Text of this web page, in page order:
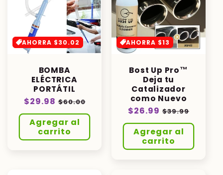
AHORRA $30.02
BOMBA
ELÉCTRICA
PORTÁTIL
Precio
habitual
$29.98 Precio
de
oferta
$60.00
Agregar al
carrito
AHORRA $13
Bost Up Pro™
Deja tu
Catalizador
como Nuevo
Precio
habitual
$26.99 Precio
de
oferta
$39.99
Agregar al
carrito